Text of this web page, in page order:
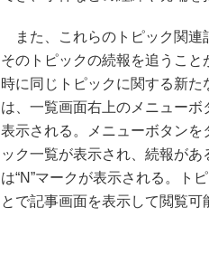
また、これらのトピック関連
そのトピックの続報を追うこと
時に同じトピックに関する新た
は、一覧画面右上のメニューボ
表示される。メニューボタンを
ック一覧が表示され、続報があ
は“N”マークが表示される。ト
とで記事画面を表示して閲覧可